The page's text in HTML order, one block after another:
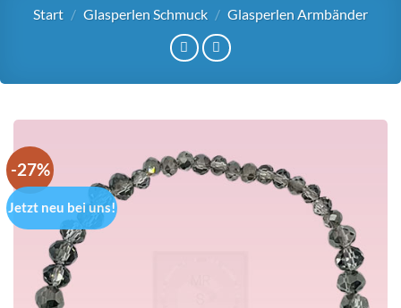
Start / Glasperlen Schmuck / Glasperlen Armbänder
-27%
Jetzt neu bei uns!